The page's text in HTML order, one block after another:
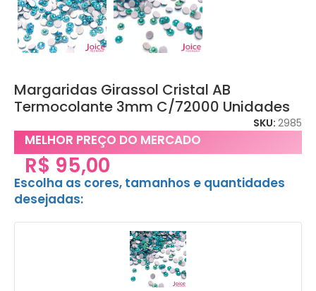
Margaridas Girassol Cristal AB
Termocolante 3mm C/72000 Unidades
SKU: 2985
MELHOR PREÇO DO MERCADO
R$ 95,00
Escolha as cores, tamanhos e quantidades
desejadas: